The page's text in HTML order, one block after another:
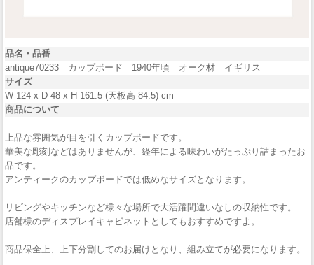
品名・品番
antique70233 カップボード 1940年頃 オーク材 イギリス
サイズ
W 124 x D 48 x H 161.5 (天板高 84.5) cm
商品について
上品な雰囲気が目を引くカップボードです。
華美な彫刻などはありませんが、経年による味わいがたっぷり詰まったお
品です。
アンティークのカップボードでは低めなサイズとなります。
リビングやキッチンなど様々な場所で大活躍間違いなしの収納性です。
店舗様のディスプレイキャビネットとしてもおすすめですよ。
商品保全上、上下分割してのお届けとなり、組み立てが必要になります。